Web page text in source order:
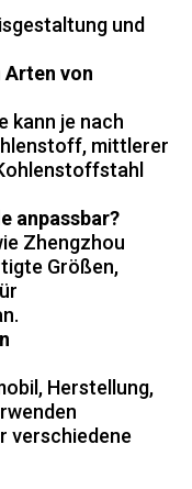
und
Arten von
kann je nach
mittlerer
anpassbar?
Zhengzhou
Größen,
Herstellung,
verschiedene